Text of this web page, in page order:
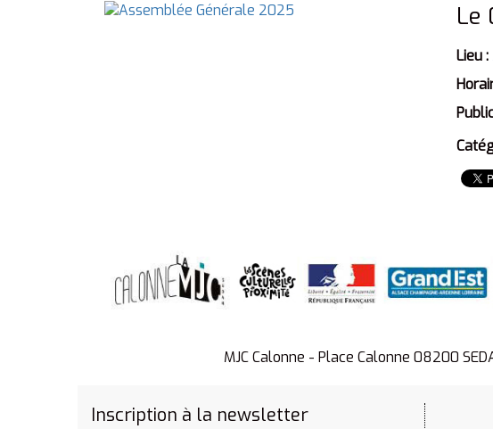
Le
Lieu :
MJC Calonne - Place Calonne 08200
Inscription à la newsletter